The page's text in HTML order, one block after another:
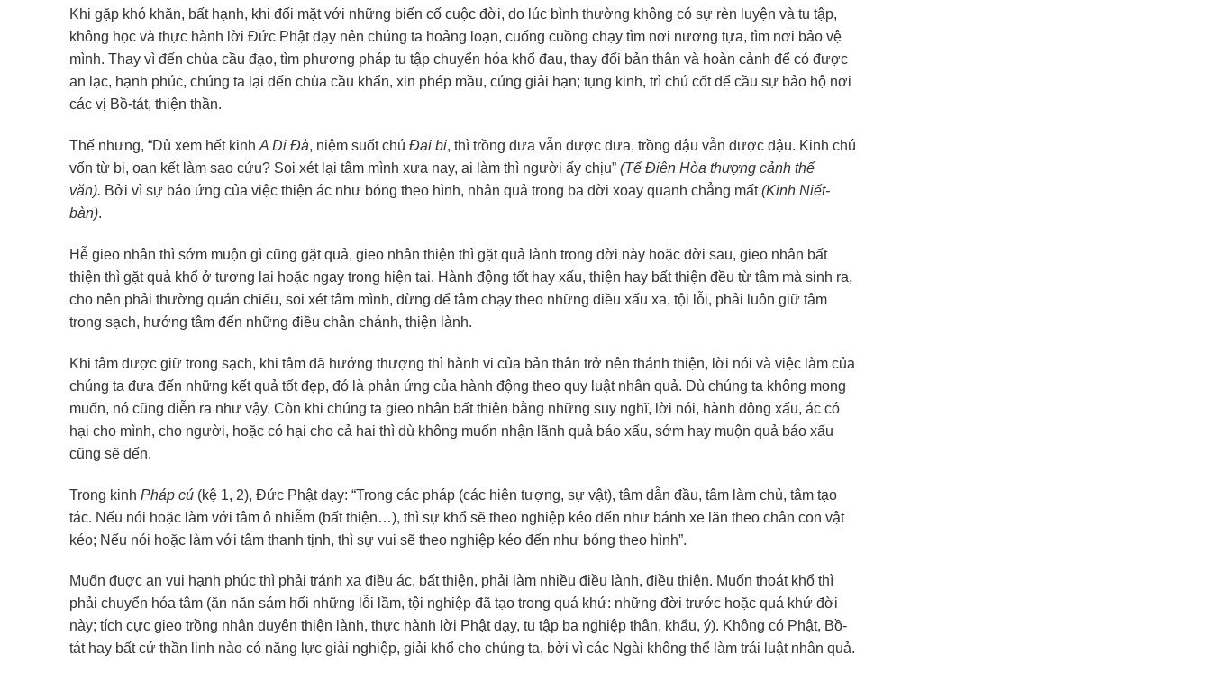
Khi gặp khó khăn, bất hạnh, khi đối mặt với những biến cố cuộc đời, do lúc bình thường không có sự rèn luyện và tu tập,
không học và thực hành lời Đức Phật dạy nên chúng ta hoảng loạn, cuống cuồng chạy tìm nơi nương tựa, tìm nơi bảo vệ
mình. Thay vì đến chùa cầu đạo, tìm phương pháp tu tập chuyển hóa khổ đau, thay đổi bản thân và hoàn cảnh để có được
an lạc, hạnh phúc, chúng ta lại đến chùa cầu khẩn, xin phép mầu, cúng giải hạn; tụng kinh, trì chú cốt để cầu sự bảo hộ nơi
các vị Bồ-tát, thiện thần.
Thế nhưng, “Dù xem hết kinh A Di Đà, niệm suốt chú Đại bi, thì trồng dưa vẫn được dưa, trồng đậu vẫn được đậu. Kinh chú
vốn từ bi, oan kết làm sao cứu? Soi xét lại tâm mình xưa nay, ai làm thì người ấy chịu” (Tế Điên Hòa thượng cảnh thế
văn). Bởi vì sự báo ứng của việc thiện ác như bóng theo hình, nhân quả trong ba đời xoay quanh chẳng mất(Kinh Niết-
bàn).
Hễ gieo nhân thì sớm muộn gì cũng gặt quả, gieo nhân thiện thì gặt quả lành trong đời này hoặc đời sau, gieo nhân bất
thiện thì gặt quả khổ ở tương lai hoặc ngay trong hiện tại. Hành động tốt hay xấu, thiện hay bất thiện đều từ tâm mà sinh ra,
cho nên phải thường quán chiếu, soi xét tâm mình, đừng để tâm chạy theo những điều xấu xa, tội lỗi, phải luôn giữ tâm
trong sạch, hướng tâm đến những điều chân chánh, thiện lành.
Khi tâm được giữ trong sạch, khi tâm đã hướng thượng thì hành vi của bản thân trở nên thánh thiện, lời nói và việc làm của
chúng ta đưa đến những kết quả tốt đẹp, đó là phản ứng của hành động theo quy luật nhân quả. Dù chúng ta không mong
muốn, nó cũng diễn ra như vậy. Còn khi chúng ta gieo nhân bất thiện bằng những suy nghĩ, lời nói, hành động xấu, ác có
hại cho mình, cho người, hoặc có hại cho cả hai thì dù không muốn nhận lãnh quả báo xấu, sớm hay muộn quả báo xấu
cũng sẽ đến.
Trong kinh Pháp cú (kệ 1, 2), Đức Phật dạy: “Trong các pháp (các hiện tượng, sự vật), tâm dẫn đầu, tâm làm chủ, tâm tạo
tác. Nếu nói hoặc làm với tâm ô nhiễm (bất thiện…), thì sự khổ sẽ theo nghiệp kéo đến như bánh xe lăn theo chân con vật
kéo; Nếu nói hoặc làm với tâm thanh tịnh, thì sự vui sẽ theo nghiệp kéo đến như bóng theo hình”.
Muốn đuợc an vui hạnh phúc thì phải tránh xa điều ác, bất thiện, phải làm nhiều điều lành, điều thiện. Muốn thoát khổ thì
phải chuyển hóa tâm (ăn năn sám hối những lỗi lầm, tội nghiệp đã tạo trong quá khứ: những đời trước hoặc quá khứ đời
này; tích cực gieo trồng nhân duyên thiện lành, thực hành lời Phật dạy, tu tập ba nghiệp thân, khẩu, ý). Không có Phật, Bồ-
tát hay bất cứ thần linh nào có năng lực giải nghiệp, giải khổ cho chúng ta, bởi vì các Ngài không thể làm trái luật nhân quả.